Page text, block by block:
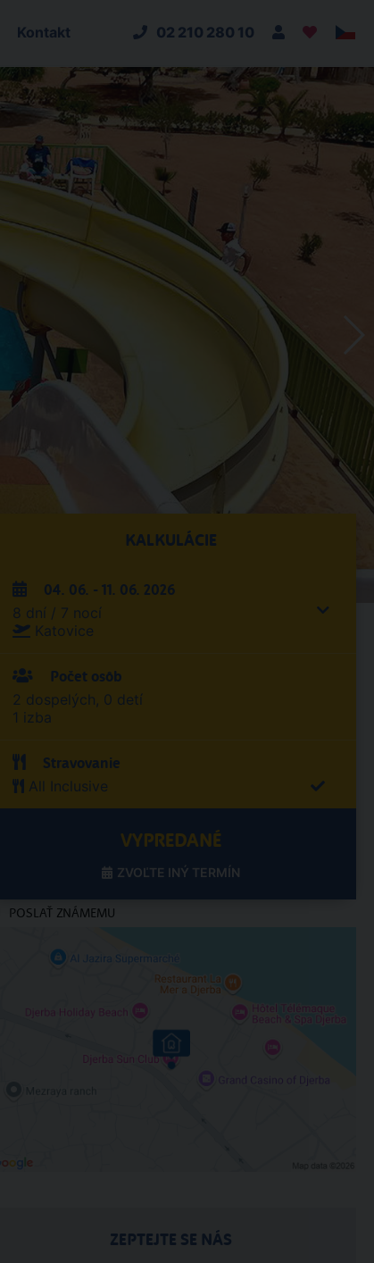
Kontakt 02 210 280 10
KALKULÁCIE
04. 06. - 11. 06. 2026
8 dní / 7 nocí
Katovice
Počet osôb
2 dospelých, 0 detí
1 izba
Stravovanie
All Inclusive
VYPREDANÉ
ZVOĽTE INÝ TERMÍN
POSLAŤ ZNÁMEMU
ZEPTEJTE SE NÁS